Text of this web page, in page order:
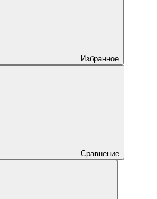
Избранное
Сравнение